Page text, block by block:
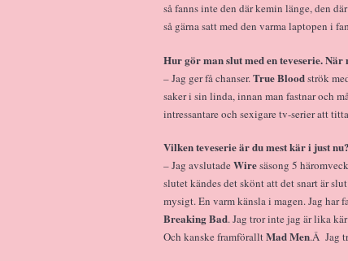
så fanns inte den där kemin länge, den
så gärna satt med den varma laptopen i
Hur gör man slut med en teveserie.
– Jag ger få chanser. True Bloodströk
saker i sin linda, innan man fastnar och
intressantare och sexigare tv-serier att
Vilken teveserie är du mest kär i just nu?
– Jag avslutade Wiresäsong 5
slutet kändes det skönt att det snart är
mysigt. En varm känsla i magen. Jag har
Breaking Bad. Jag tror inte jag är lika
Och kanske framföralltMad Men.Â Jag